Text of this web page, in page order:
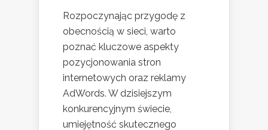
Rozpoczynając przygodę z
obecnością w sieci, warto
poznać kluczowe aspekty
pozycjonowania stron
internetowych oraz reklamy
AdWords. W dzisiejszym
konkurencyjnym świecie,
umiejętność skutecznego